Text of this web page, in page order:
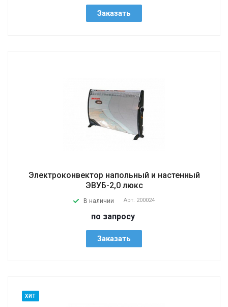
Заказать
Электроконвектор напольный и настенный
ЭВУБ-2,0 люкс
В наличии Арт. 200024
по запросу
Заказать
ХИТ